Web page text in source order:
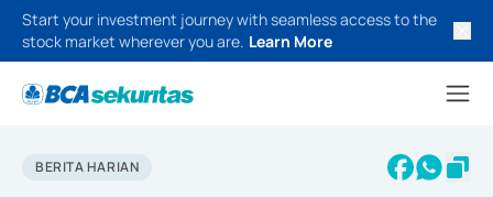
Start your investment journey with seamless access to the
stock market wherever you are. Learn More
BERITA HARIAN